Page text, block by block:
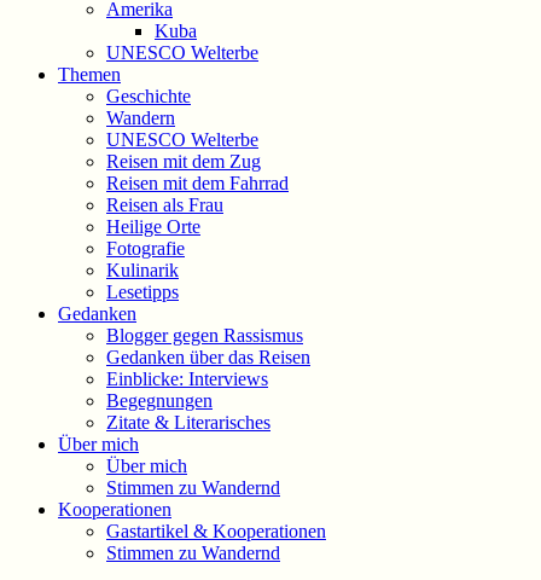
Amerika
Kuba
UNESCO Welterbe
Themen
Geschichte
Wandern
UNESCO Welterbe
Reisen mit dem Zug
Reisen mit dem Fahrrad
Reisen als Frau
Heilige Orte
Fotografie
Kulinarik
Lesetipps
Gedanken
Blogger gegen Rassismus
Gedanken über das Reisen
Einblicke: Interviews
Begegnungen
Zitate & Literarisches
Über mich
Über mich
Stimmen zu Wandernd
Kooperationen
Gastartikel & Kooperationen
Stimmen zu Wandernd